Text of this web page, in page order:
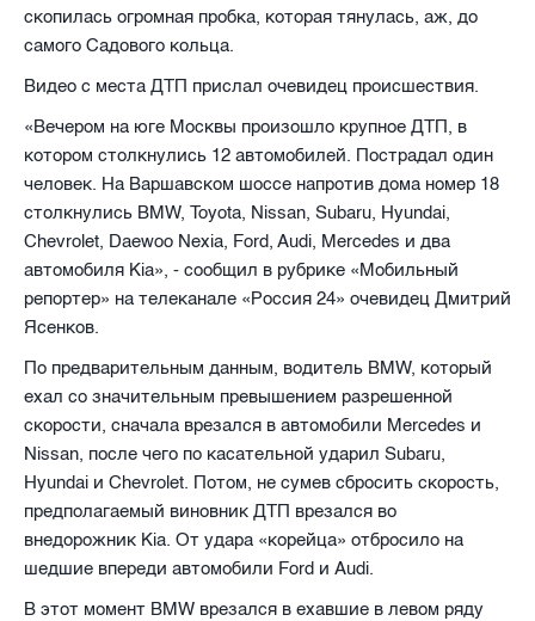
скопилась огромная пробка, которая тянулась, аж, до
самого Садового кольца.
Видео с места ДТП прислал очевидец происшествия.
«Вечером на юге Москвы произошло крупное ДТП, в
котором столкнулись 12 автомобилей. Пострадал один
человек. На Варшавском шоссе напротив дома номер 18
столкнулись BMW, Toyota, Nissan, Subaru, Hyundai,
Chevrolet, Daewoo Nexia, Ford, Audi, Mercedes и два
автомобиля Kia», - сообщил в рубрике «Мобильный
репортер» на телеканале «Россия 24» очевидец Дмитрий
Ясенков.
По предварительным данным, водитель BMW, который
ехал со значительным превышением разрешенной
скорости, сначала врезался в автомобили Mercedes и
Nissan, после чего по касательной ударил Subaru,
Hyundai и Chevrolet. Потом, не сумев сбросить скорость,
предполагаемый виновник ДТП врезался во
внедорожник Kia. От удара «корейца» отбросило на
шедшие впереди автомобили Ford и Audi.
В этот момент BMW врезался в ехавшие в левом ряду